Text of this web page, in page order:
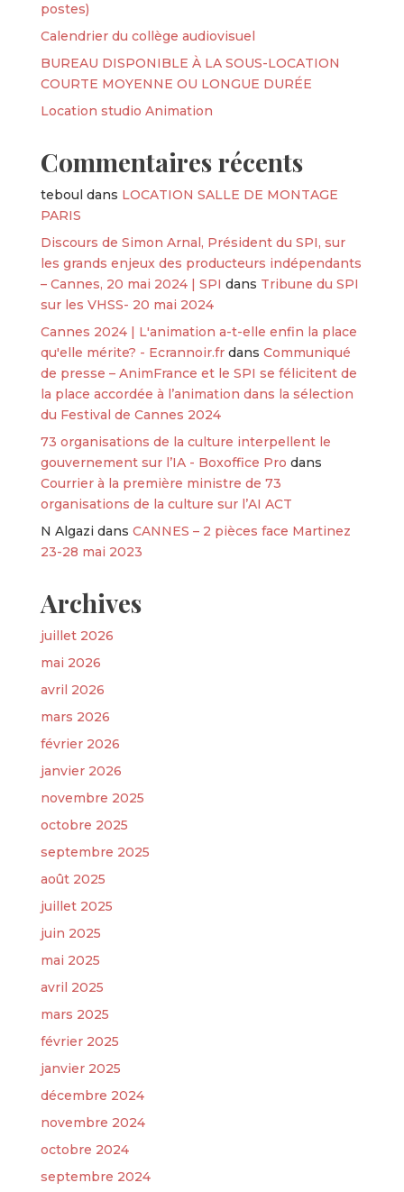
postes)
Calendrier du collège audiovisuel
BUREAU DISPONIBLE À LA SOUS-LOCATION
COURTE MOYENNE OU LONGUE DURÉE
Location studio Animation
Commentaires récents
teboul dans LOCATION SALLE DE MONTAGE
PARIS
Discours de Simon Arnal, Président du SPI, sur
les grands enjeux des producteurs indépendants
– Cannes, 20 mai 2024 | SPI dans Tribune du SPI
sur les VHSS- 20 mai 2024
Cannes 2024 | L'animation a-t-elle enfin la place
qu'elle mérite? - Ecrannoir.frdans Communiqué
de presse – AnimFrance et le SPI se félicitent de
la place accordée à l’animation dans la sélection
du Festival de Cannes 2024
73 organisations de la culture interpellent le
gouvernement sur l’IA - Boxoffice Pro dans
Courrier à la première ministre de 73
organisations de la culture sur l’AI ACT
N Algazi dans CANNES – 2 pièces face Martinez
23-28 mai 2023
Archives
juillet 2026
mai 2026
avril 2026
mars 2026
février 2026
janvier 2026
novembre 2025
octobre 2025
septembre 2025
août 2025
juillet 2025
juin 2025
mai 2025
avril 2025
mars 2025
février 2025
janvier 2025
décembre 2024
novembre 2024
octobre 2024
septembre 2024